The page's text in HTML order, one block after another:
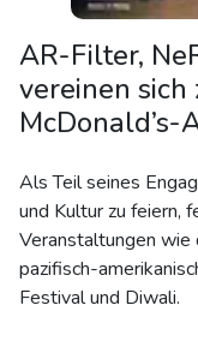
AR-Filter,
vereinen
McDonald’s-
Als Teil seines
und Kultur zu feiern,
Veranstaltungen wie
pazifisch-
Festival und Diwali.